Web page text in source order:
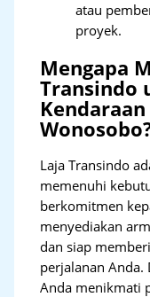
atau
proyek.
Mengapa
Transindo
Laja Transindo
memenuhi
berkomitmen
menyediakan
dan siap
perjalanan Anda.
Anda menikmati